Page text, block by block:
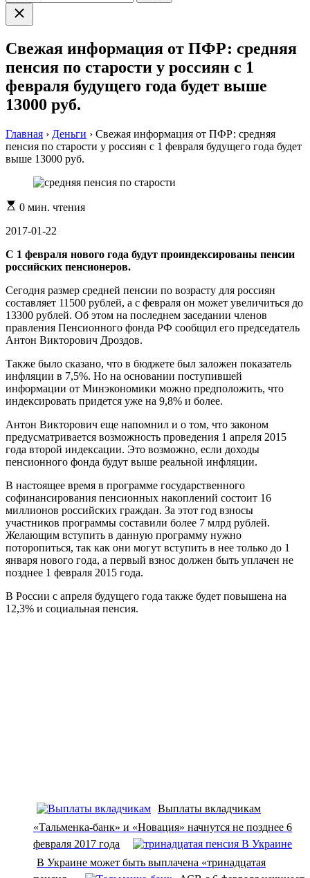
Закрыть
поиск
Свежая информация от ПФР: средняя
пенсия по старости у россиян с 1
февраля будущего года будет выше
13000 руб.
Главная › Деньги › Свежая информация от ПФР: средняя
пенсия по старости у россиян с 1 февраля будущего года будет
выше 13000 руб.
Расчетное
чтения
0 мин. чтения
2017-01-22
С 1 февраля нового года будут проиндексированы пенсии
российских пенсионеров.
Сегодня размер средней пенсии по возрасту для россиян
составляет 11500 рублей, а с февраля он может увеличиться до
13300 рублей. Об этом на последнем заседании членов
правления Пенсионного фонда РФ сообщил его председатель
Антон Викторович Дроздов.
Также было сказано, что в бюджете был заложен показатель
инфляции в 7,5%. Но на основании поступившей
информации от Минэкономики можно предположить, что
индексировать придется уже на 9,8% и более.
Антон Викторович еще напомнил и о том, что законом
предусматривается возможность проведения 1 апреля 2015
года второй индексации. Это возможно, если доходы
пенсионного фонда будут выше реальной инфляции.
В настоящее время в программе государственного
софинансирования пенсионных накоплений состоит 16
миллионов российских граждан. За этот год взносы
участников программы составили более 7 млрд рублей.
Желающим вступить в данную программу нужно
поторопиться, так как они могут вступить в нее только до 1
января нового года, а первый взнос должен быть уплачен не
позднее 1 февраля 2015 года.
В России с апреля будущего года также будет повышена на
12,3% и социальная пенсия.
Выплаты вкладчикам
«Тальменка-банк» и «Новация» начнутся не позднее 6
февраля 2017 года
В Украине может быть выплачена «тринадцатая